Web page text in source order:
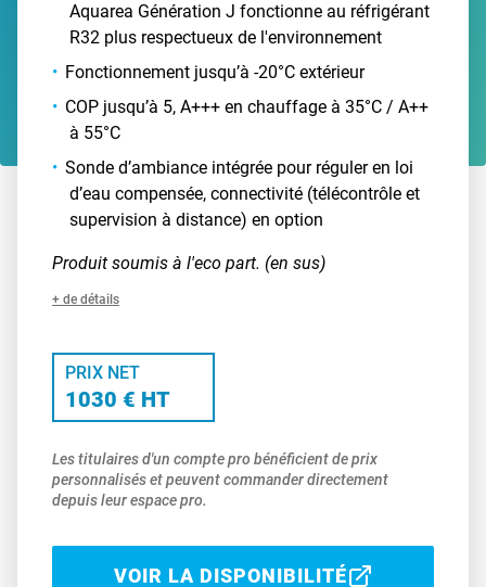
Aquarea Génération J fonctionne au réfrigérant
R32 plus respectueux de l'environnement
Fonctionnement jusqu’à -20°C extérieur
COP jusqu’à 5, A+++ en chauffage à 35°C / A++
à 55°C
Sonde d’ambiance intégrée pour réguler en loi
d’eau compensée, connectivité (télécontrôle et
supervision à distance) en option
Produit soumis à l'eco part. (en sus)
+ de détails
PRIX NET
1030 € HT
Les titulaires d'un compte pro bénéficient de prix
personnalisés et peuvent commander directement
depuis leur espace pro.
VOIR LA DISPONIBILITÉ